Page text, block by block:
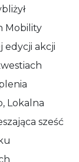
Mobility
edycji akcji
Lokalna
sześć